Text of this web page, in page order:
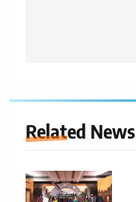
Related News